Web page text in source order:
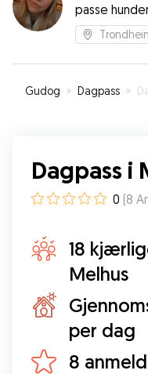
passe
Gudog » Dagpass »
Dagpass i
0 (8
18
Melhus
per dag
8